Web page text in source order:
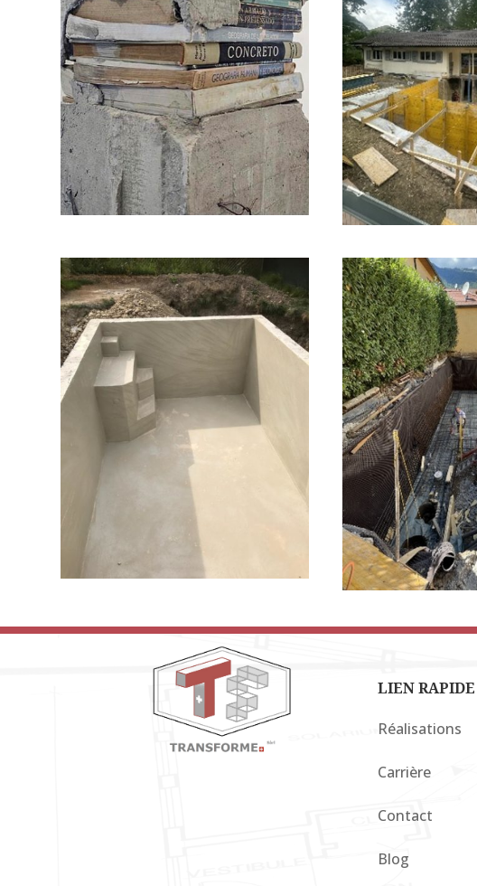
LIEN RAPIDE
Réalisations
Carrière
Contact
Blog